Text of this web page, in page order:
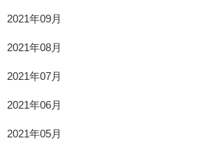
2021年09月
2021年08月
2021年07月
2021年06月
2021年05月